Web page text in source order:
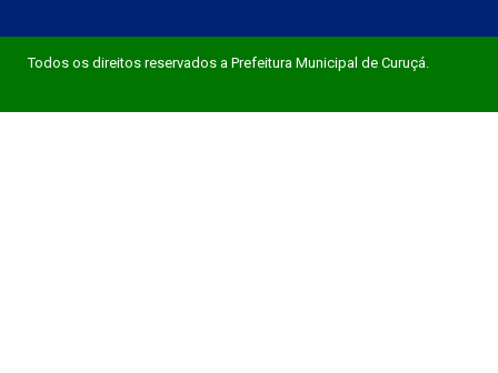
Todos os direitos reservados a Prefeitura Municipal de Curuçá.